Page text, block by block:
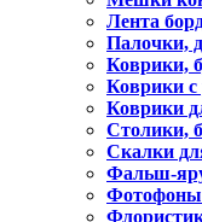
Лента
Палочки,
Коврики,
Коврики с
Коврики
Столики,
Скалки
Фальш-